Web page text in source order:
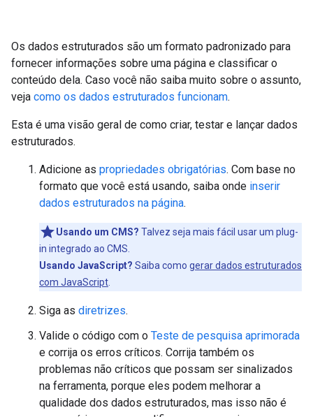
Os dados estruturados são um formato padronizado para
fornecer informações sobre uma página e classificar o
conteúdo dela. Caso você não saiba muito sobre o assunto,
veja como os dados estruturados funcionam.
Esta é uma visão geral de como criar, testar e lançar dados
estruturados.
Adicione as propriedades obrigatórias. Com base no
formato que você está usando, saiba onde inserir
dados estruturados na página.
Usando um CMS? Talvez seja mais fácil usar um plug-
in integrado ao CMS.
Usando JavaScript? Saiba como gerar dados estruturados
com JavaScript
Siga as diretrizes.
Valide o código com o Teste de pesquisa aprimorada
e corrija os erros críticos. Corrija também os
problemas não críticos que possam ser sinalizados
na ferramenta, porque eles podem melhorar a
qualidade dos dados estruturados, mas isso não é